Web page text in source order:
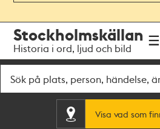
navigationen
huvudinnehållet
Stockholmskällan
Historia i ord, ljud och bild
Visa vad som